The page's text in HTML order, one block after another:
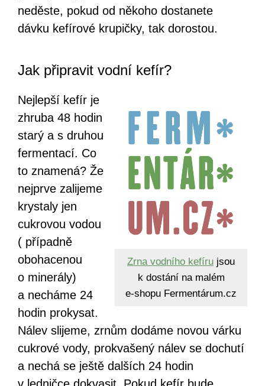
neděste, pokud od někoho dostanete
dávku kefírové krupičky, tak dorostou.
Jak připravit vodní kefír?
Zrna vodního kefíru jsou
k dostání na malém
e‑shopu Fermentárum.cz
Nejlepší kefír je
zhruba 48 hodin
starý a s druhou
fermentací. Co
to znamená? Že
nejprve zalijeme
krystaly jen
cukrovou vodou
( případně
obohacenou
o minerály)
a necháme 24
hodin prokysat.
Nálev slijeme, zrnům dodáme novou várku
cukrové vody, prokvašený nálev se dochutí
a nechá se ještě dalších 24 hodin